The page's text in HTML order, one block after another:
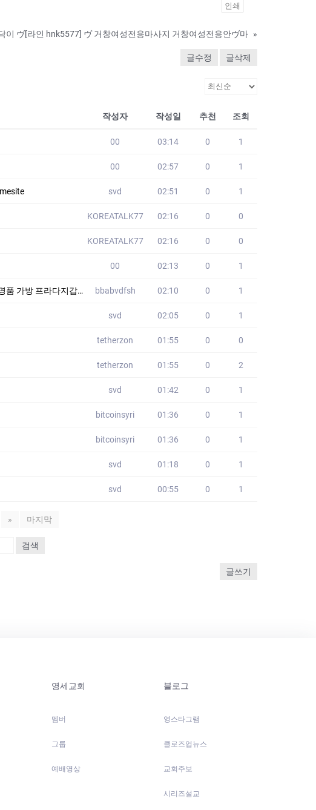
인쇄
이 ヴ[라인 hnk5577] ヴ 거창여성전용마사지 거창여성전용안ヴ마 »
글수정 글삭제
작성자 작성일 추천 조회
00 03:14 0 1
00 02:57 0 1
svd 02:51 0 1
KOREATALK77 02:16 0 0
KOREATALK77 02:16 0 0
00 02:13 0 1
남자 명품가방매입 VHL bbabvdfsh 02:10 0 1
svd 02:05 0 1
tetherzon 01:55 0 0
tetherzon 01:55 0 2
svd 01:42 0 1
bitcoinsyri 01:36 0 1
bitcoinsyri 01:36 0 1
svd 01:18 0 1
svd 00:55 0 1
» 마지막
검색
글쓰기
영세교회
멤버
그룹
예배영상
블로그
영스타그램
클로즈업뉴스
교회주보
시리즈설교